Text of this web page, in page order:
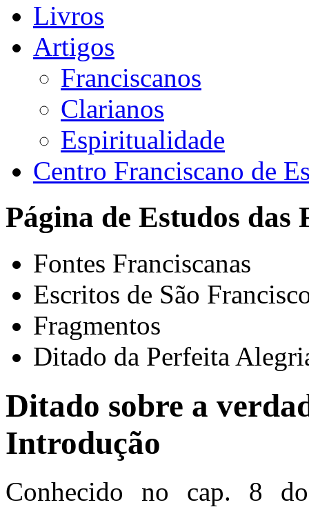
Livros
Artigos
Franciscanos
Clarianos
Espiritualidade
Centro Franciscano de
Página de Estudos das
Fontes Franciscanas
Escritos de São
Fragmentos
Ditado da Perfeita
Ditado sobre a
Introdução
Conhecido no cap. 8